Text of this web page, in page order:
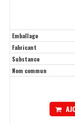
Emballage
Fabricant
Substance
Nom commun